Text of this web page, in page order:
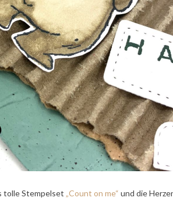
tolle Stempelset „Count on me“ und die